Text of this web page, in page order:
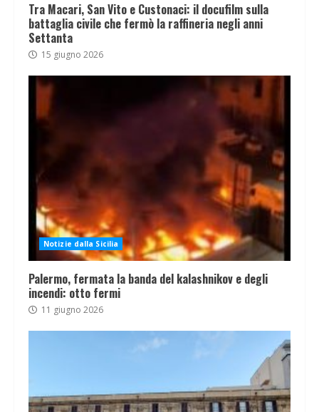
Tra Macari, San Vito e Custonaci: il docufilm sulla
battaglia civile che fermò la raffineria negli anni
Settanta
15 giugno 2026
Notizie dalla Sicilia
Palermo, fermata la banda del kalashnikov e degli
incendi: otto fermi
11 giugno 2026